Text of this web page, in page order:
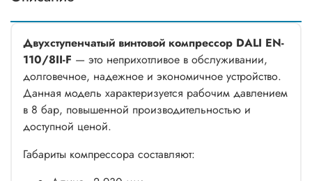
Двухступенчатый винтовой компрессор DALI EN-
110/8II-F — это неприхотливое в обслуживании,
долговечное, надежное и экономичное устройство.
Данная модель характеризуется рабочим давлением
в 8 бар, повышенной производительностью и
доступной ценой.
Габариты компрессора составляют: